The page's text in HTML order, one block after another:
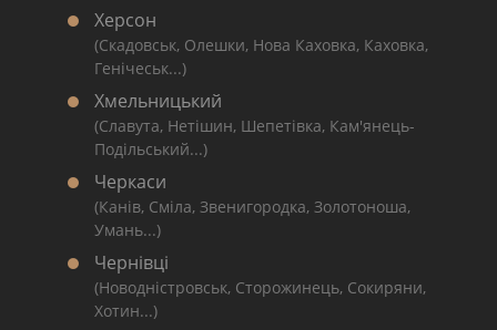
Херсон
(Скадовськ, Олешки, Нова Каховка, Каховка,
Генічеськ...)
Хмельницький
(Славута, Нетішин, Шепетівка, Кам'янець-
Подільський...)
Черкаси
(Канів, Сміла, Звенигородка, Золотоноша,
Умань...)
Чернівці
(Новодністровськ, Сторожинець, Сокиряни,
Хотин...)